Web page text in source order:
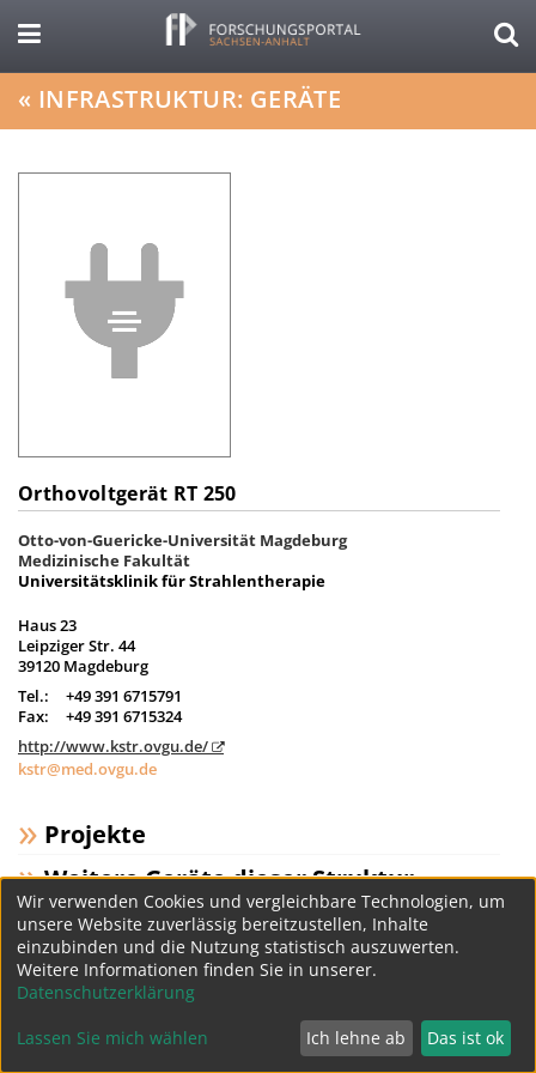
« INFRASTRUKTUR: GERÄTE
Orthovoltgerät RT 250
Otto-von-Guericke-Universität Magdeburg
Medizinische Fakultät
Universitätsklinik für Strahlentherapie
Haus 23
Leipziger Str. 44
39120 Magdeburg
Tel.:
+49 391 6715791
Fax:
+49 391 6715324
http://www.kstr.ovgu.de/
kstr@med.ovgu.de
Projekte
Weitere Geräte dieser Struktur
Datenschutz Impressum
Wir verwenden Cookies und vergleichbare Technologien, um
unsere Website zuverlässig bereitzustellen, Inhalte
einzubinden und die Nutzung statistisch auszuwerten.
Weitere Informationen finden Sie in unserer.
Datenschutzerklärung
Lassen Sie mich wählen Ich lehne ab Das ist ok